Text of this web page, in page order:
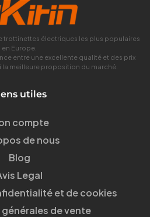
trottinettes électriques les plus populaires
en Europe.
entre une excellente qualité et des prix
meilleure proposition du marché.
utiles
compte
de nous
Blog
Legal
et de cookies
de vente